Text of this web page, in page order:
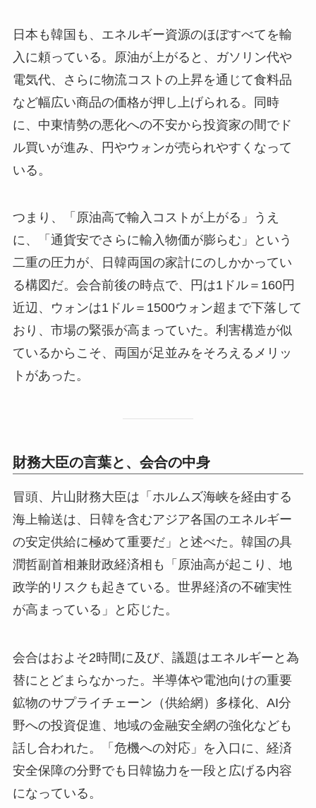
日本も韓国も、エネルギー資源のほぼすべてを輸
入に頼っている。原油が上がると、ガソリン代や
電気代、さらに物流コストの上昇を通じて食料品
など幅広い商品の価格が押し上げられる。同時
に、中東情勢の悪化への不安から投資家の間でド
ル買いが進み、円やウォンが売られやすくなって
いる。
つまり、「原油高で輸入コストが上がる」うえ
に、「通貨安でさらに輸入物価が膨らむ」という
二重の圧力が、日韓両国の家計にのしかかってい
る構図だ。会合前後の時点で、円は1ドル＝160円
近辺、ウォンは1ドル＝1500ウォン超まで下落して
おり、市場の緊張が高まっていた。利害構造が似
ているからこそ、両国が足並みをそろえるメリッ
トがあった。
財務大臣の言葉と、会合の中身
冒頭、片山財務大臣は「ホルムズ海峡を経由する
海上輸送は、日韓を含むアジア各国のエネルギー
の安定供給に極めて重要だ」と述べた。韓国の具
潤哲副首相兼財政経済相も「原油高が起こり、地
政学的リスクも起きている。世界経済の不確実性
が高まっている」と応じた。
会合はおよそ2時間に及び、議題はエネルギーと為
替にとどまらなかった。半導体や電池向けの重要
鉱物のサプライチェーン（供給網）多様化、AI分
野への投資促進、地域の金融安全網の強化なども
話し合われた。「危機への対応」を入口に、経済
安全保障の分野でも日韓協力を一段と広げる内容
になっている。